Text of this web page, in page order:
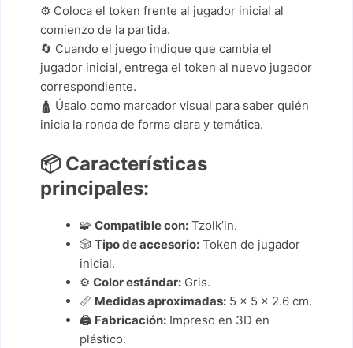
⚙️ Coloca el token frente al jugador inicial al
comienzo de la partida.
🔄 Cuando el juego indique que cambia el
jugador inicial, entrega el token al nuevo jugador
correspondiente.
🛕 Úsalo como marcador visual para saber quién
inicia la ronda de forma clara y temática.
📦 Características
principales:
🧩 Compatible con: Tzolk’in.
🎲 Tipo de accesorio: Token de jugador
inicial.
⚙️ Color estándar: Gris.
📏 Medidas aproximadas: 5 × 5 × 2.6 cm.
🖨️ Fabricación: Impreso en 3D en
plástico.